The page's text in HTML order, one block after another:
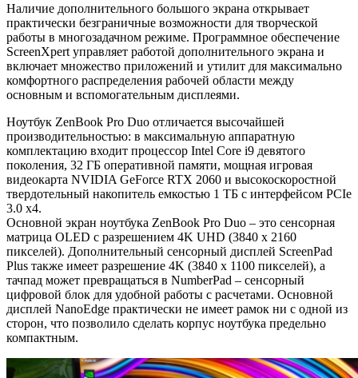
Наличие дополнительного большого экрана открывает
практически безграничные возможности для творческой
работы в многозадачном режиме. Программное обеспечение
ScreenXpert управляет работой дополнительного экрана и
включает множество приложений и утилит для максимально
комфортного распределения рабочей области между
основным и вспомогательным дисплеями.
Ноутбук ZenBook Pro Duo отличается высочайшей
производительностью: в максимальную аппаратную
комплектацию входит процессор Intel Core i9 девятого
поколения, 32 ГБ оперативной памяти, мощная игровая
видеокарта NVIDIA GeForce RTX 2060 и высокоскоростной
твердотельный накопитель емкостью 1 ТБ с интерфейсом PCIe
3.0 x4.
Основной экран ноутбука ZenBook Pro Duo – это сенсорная
матрица OLED с разрешением 4K UHD (3840 x 2160
пикселей). Дополнительный сенсорный дисплей ScreenPad
Plus также имеет разрешение 4K (3840 x 1100 пикселей), а
тачпад может превращаться в NumberPad – сенсорный
цифровой блок для удобной работы с расчетами. Основной
дисплей NanoEdge практически не имеет рамок ни с одной из
сторон, что позволило сделать корпус ноутбука предельно
компактным.